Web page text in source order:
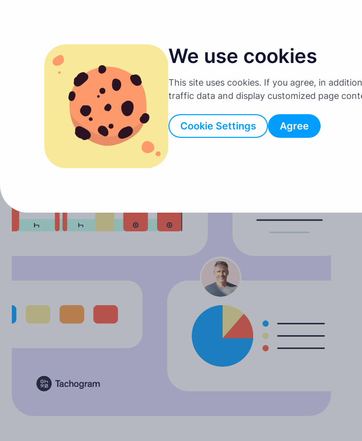
We use cookies
This site uses cookies. If you agree, in
traffic data and display customized page
Cookie Settings Agree